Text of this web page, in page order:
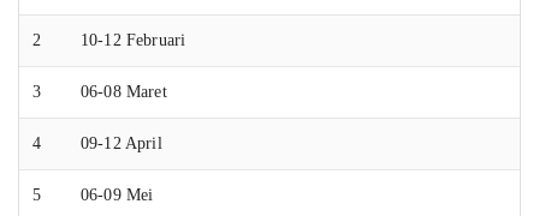
2 10-12 Februari
3 06-08 Maret
4 09-12 April
5 06-09 Mei